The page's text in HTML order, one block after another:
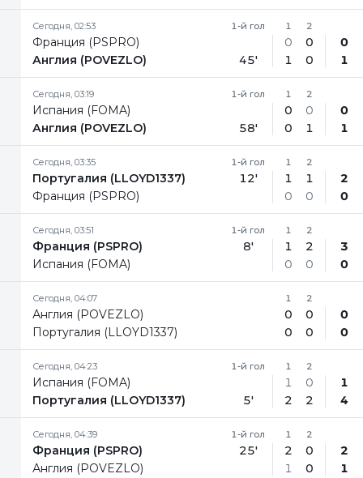
Сегодня, 02:53
Франция (PSPRO)
Англия (POVEZLO)
1-й гол
45'
1
0
1
2
0
0
0
1
Сегодня, 03:19
Испания (FOMA)
Англия (POVEZLO)
1-й гол
58'
1
0
0
2
0
1
0
1
Сегодня, 03:35
Португалия (LLOYD1337)
Франция (PSPRO)
1-й гол
12'
1
1
0
2
1
0
2
0
Сегодня, 03:51
Франция (PSPRO)
Испания (FOMA)
1-й гол
8'
1
1
0
2
2
0
3
0
Сегодня, 04:07
Англия (POVEZLO)
Португалия (LLOYD1337)
1
0
0
2
0
0
0
0
Сегодня, 04:23
Испания (FOMA)
Португалия (LLOYD1337)
1-й гол
5'
1
1
2
2
0
2
1
4
Сегодня, 04:39
Франция (PSPRO)
Англия (POVEZLO)
1-й гол
25'
1
2
1
2
0
0
2
1